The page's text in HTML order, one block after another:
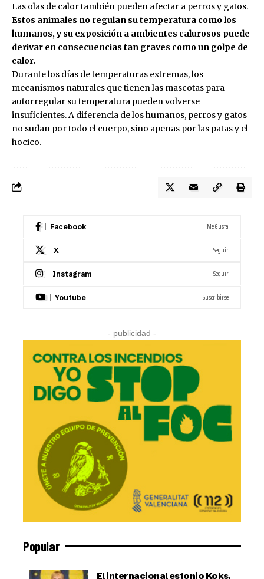
Las olas de calor también pueden afectar a perros y gatos.
Estos animales no regulan su temperatura como los
humanos, y su exposición a ambientes calurosos puede
derivar en consecuencias tan graves como un golpe de
calor.
Durante los días de temperaturas extremas, los
mecanismos naturales que tienen las mascotas para
autorregular su temperatura pueden volverse
insuficientes. A diferencia de los humanos, perros y gatos
no sudan por todo el cuerpo, sino apenas por las patas y el
hocico.
Facebook Me Gusta
X Seguir
Instagram Seguir
Youtube Suscribirse
- publicidad -
Popular
El internacional estonio Koks,